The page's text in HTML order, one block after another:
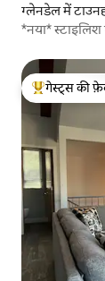
ग्लेनडेल में
*नया*
गेस्ट्स का टॉप
गेस्ट्स की